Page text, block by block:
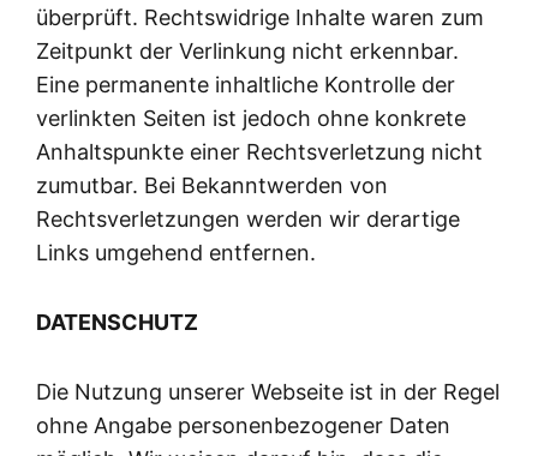
überprüft. Rechtswidrige Inhalte waren zum
Zeitpunkt der Verlinkung nicht erkennbar.
Eine permanente inhaltliche Kontrolle der
verlinkten Seiten ist jedoch ohne konkrete
Anhaltspunkte einer Rechtsverletzung nicht
zumutbar. Bei Bekanntwerden von
Rechtsverletzungen werden wir derartige
Links umgehend entfernen.
DATENSCHUTZ
Die Nutzung unserer Webseite ist in der Regel
ohne Angabe personenbezogener Daten